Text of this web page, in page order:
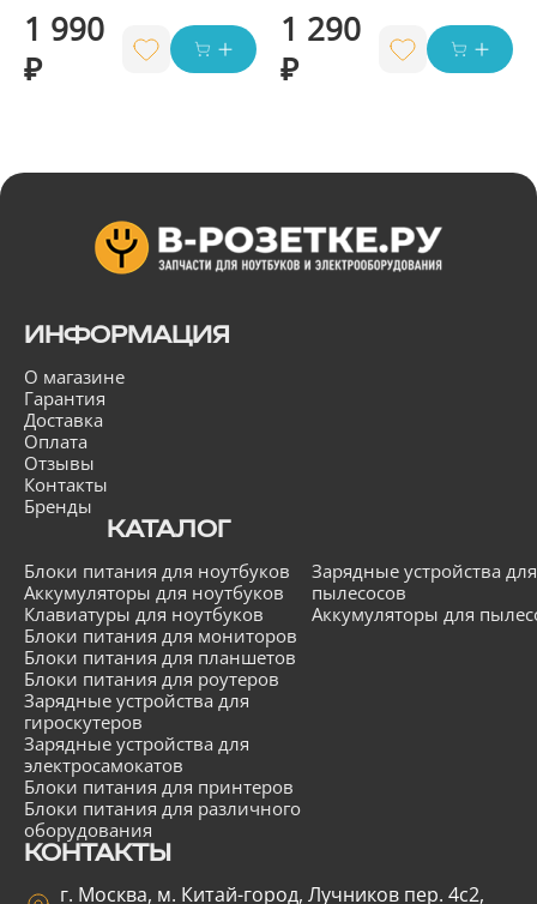
1 990
₽
1 290
₽
ИНФОРМАЦИЯ
О магазине
Гарантия
Доставка
Оплата
Отзывы
Контакты
Бренды
КАТАЛОГ
Блоки питания для ноутбуков
Аккумуляторы для ноутбуков
Клавиатуры для ноутбуков
Блоки питания для мониторов
Блоки питания для планшетов
Блоки питания для роутеров
Зарядные устройства для
гироскутеров
Зарядные устройства для
электросамокатов
Блоки питания для принтеров
Блоки питания для различного
оборудования
Зарядные устройства для
пылесосов
Аккумуляторы для
КОНТАКТЫ
г. Москва, м. Китай-город, Лучников пер. 4с2,